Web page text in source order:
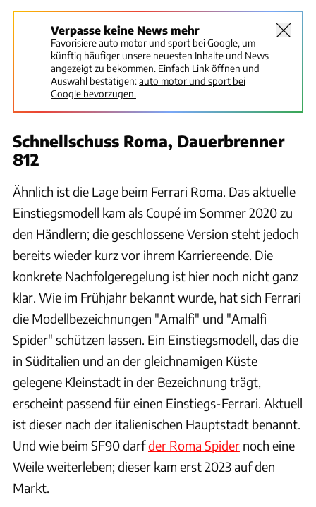
Verpasse keine News mehr
Favorisiere auto motor und sport bei Google, um
künftig häufiger unsere neuesten Inhalte und News
angezeigt zu bekommen. Einfach Link öffnen und
Auswahl bestätigen:auto motor und sport bei
Google bevorzugen.
Schnellschuss Roma, Dauerbrenner
812
Ähnlich ist die Lage beim Ferrari Roma. Das aktuelle
Einstiegsmodell kam als Coupé im Sommer 2020 zu
den Händlern; die geschlossene Version steht jedoch
bereits wieder kurz vor ihrem Karriereende. Die
konkrete Nachfolgeregelung ist hier noch nicht ganz
klar. Wie im Frühjahr bekannt wurde, hat sich Ferrari
die Modellbezeichnungen "Amalfi" und "Amalfi
Spider" schützen lassen. Ein Einstiegsmodell, das die
in Süditalien und an der gleichnamigen Küste
gelegene Kleinstadt in der Bezeichnung trägt,
erscheint passend für einen Einstiegs-Ferrari. Aktuell
ist dieser nach der italienischen Hauptstadt benannt.
Und wie beim SF90 darfder Roma Spider noch eine
Weile weiterleben; dieser kam erst 2023 auf den
Markt.